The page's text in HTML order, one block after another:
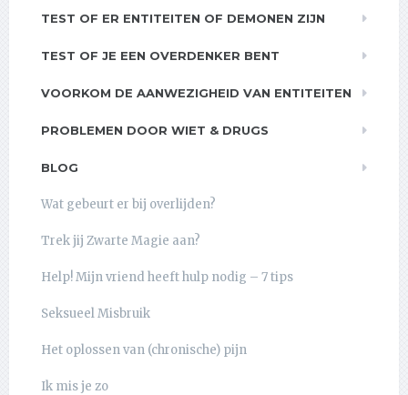
TEST OF ER ENTITEITEN OF DEMONEN ZIJN
TEST OF JE EEN OVERDENKER BENT
VOORKOM DE AANWEZIGHEID VAN ENTITEITEN
PROBLEMEN DOOR WIET & DRUGS
BLOG
Wat gebeurt er bij overlijden?
Trek jij Zwarte Magie aan?
Help! Mijn vriend heeft hulp nodig – 7 tips
Seksueel Misbruik
Het oplossen van (chronische) pijn
Ik mis je zo